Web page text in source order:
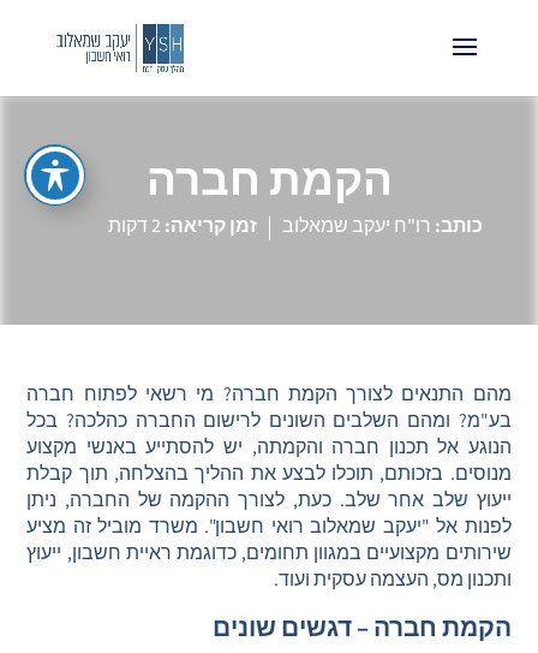
הקמת חברה
זמן קריאה: 2 דקות כותב: רו"ח יעקב שמאלוב
מהם התנאים לצורך הקמת חברה? מי רשאי לפתוח חברה
בע"מ? ומהם השלבים השונים לרישום החברה כהלכה? בכל
הנוגע אל תכנון חברה והקמתה, יש להסתייע באנשי מקצוע
מנוסים. בזכותם, תוכלו לבצע את ההליך בהצלחה, תוך קבלת
ייעוץ שלב אחר שלב. כעת, לצורך ההקמה של החברה, ניתן
לפנות אל "יעקב שמאלוב רואי חשבון". משרד מוביל זה מציע
שירותים מקצועיים במגוון תחומים, כדוגמת ראיית חשבון, ייעוץ
ותכנון מס, העצמה עסקית ועוד.
הקמת חברה – דגשים שונים